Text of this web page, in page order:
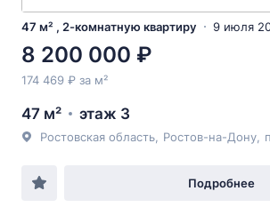
47 м² , 2-комнатную квартиру 9 июля
8 200 000 ₽
174 469 ₽ за м²
47 м² этаж 3
Ростовская область Ростов-на-Дону
Подробнее